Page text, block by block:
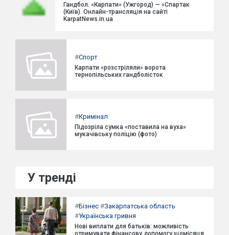
Гандбол. «Карпати» (Ужгород) — «Спартак
(Київ). Онлайн-трансляція на сайті
KarpatNews.in.ua
#Спорт
Карпати «розстріляли» ворота
тернопільських гандболісток
#Кримінал
Підозріла сумка «поставила на вуха»
мукачівську поліцію (фото)
У тренді
#Бізнес #Закарпатська область
#Українська гривня
Нові виплати для батьків: можливість
отримувати фінансову допомогу щомісяця